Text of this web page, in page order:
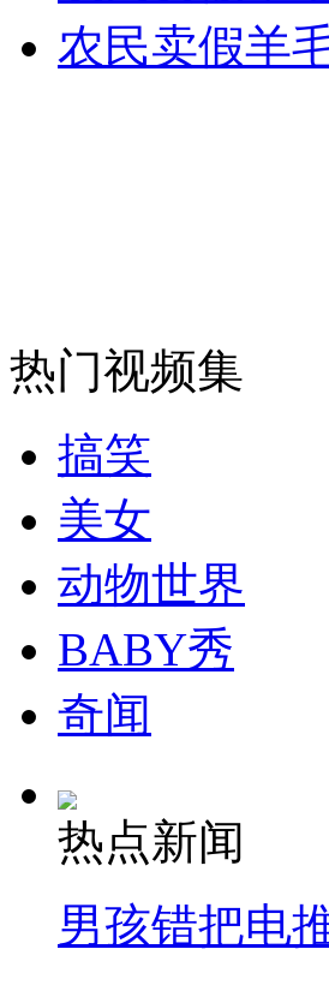
无痛分娩是否安全 医生回应
走！跟着总书记去植树
消防员救轻生者
纽约上演“枕头大战”
农民卖假羊
热门视频集
搞笑
美女
动物世界
BABY秀
奇闻
热点新闻
男孩错把电